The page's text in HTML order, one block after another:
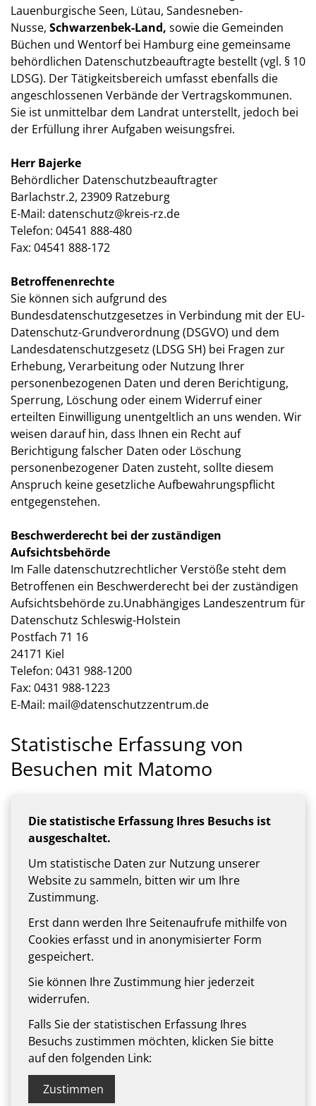
Lauenburgische Seen, Lütau, Sandesneben-
Nusse, Schwarzenbek-Land, sowie die Gemeinden
Büchen und Wentorf bei Hamburg eine gemeinsame
behördlichen Datenschutzbeauftragte bestellt (vgl. § 10
LDSG). Der Tätigkeitsbereich umfasst ebenfalls die
angeschlossenen Verbände der Vertragskommunen.
Sie ist unmittelbar dem Landrat unterstellt, jedoch bei
der Erfüllung ihrer Aufgaben weisungsfrei.
Herr Bajerke
Behördlicher Datenschutzbeauftragter
Barlachstr.2, 23909 Ratzeburg
E-Mail: datenschutz@kreis-rz.de
Telefon: 04541 888-480
Fax: 04541 888-172
Betroffenenrechte
Sie können sich aufgrund des
Bundesdatenschutzgesetzes in Verbindung mit der EU-
Datenschutz-Grundverordnung (DSGVO) und dem
Landesdatenschutzgesetz (LDSG SH) bei Fragen zur
Erhebung, Verarbeitung oder Nutzung Ihrer
personenbezogenen Daten und deren Berichtigung,
Sperrung, Löschung oder einem Widerruf einer
erteilten Einwilligung unentgeltlich an uns wenden. Wir
weisen darauf hin, dass Ihnen ein Recht auf
Berichtigung falscher Daten oder Löschung
personenbezogener Daten zusteht, sollte diesem
Anspruch keine gesetzliche Aufbewahrungspflicht
entgegenstehen.
Beschwerderecht bei der zuständigen
Aufsichtsbehörde
Im Falle datenschutzrechtlicher Verstöße steht dem
Betroffenen ein Beschwerderecht bei der zuständigen
Aufsichtsbehörde zu.Unabhängiges Landeszentrum für
Datenschutz Schleswig-Holstein
Postfach 71 16
24171 Kiel
Telefon: 0431 988-1200
Fax: 0431 988-1223
E-Mail: mail@datenschutzzentrum.de
Statistische Erfassung von
Besuchen mit Matomo
Die statistische Erfassung Ihres Besuchs ist
ausgeschaltet.
Um statistische Daten zur Nutzung unserer
Website zu sammeln, bitten wir um Ihre
Zustimmung.
Erst dann werden Ihre Seitenaufrufe mithilfe von
Cookies erfasst und in anonymisierter Form
gespeichert.
Sie können Ihre Zustimmung hier jederzeit
widerrufen.
Falls Sie der statistischen Erfassung Ihres
Besuchs zustimmen möchten, klicken Sie bitte
auf den folgenden Link:
Zustimmen